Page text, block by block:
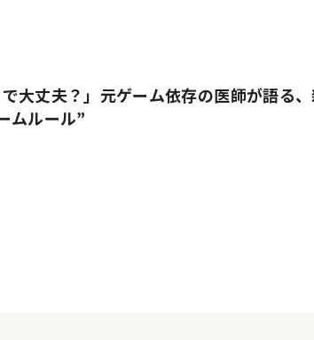
大丈夫？」元ゲーム依存の医師が語る
ムルール”